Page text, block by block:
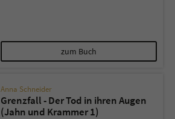
zum Buch
Anna Schneider
Grenzfall - Der Tod in ihren Augen
(Jahn und Krammer 1)